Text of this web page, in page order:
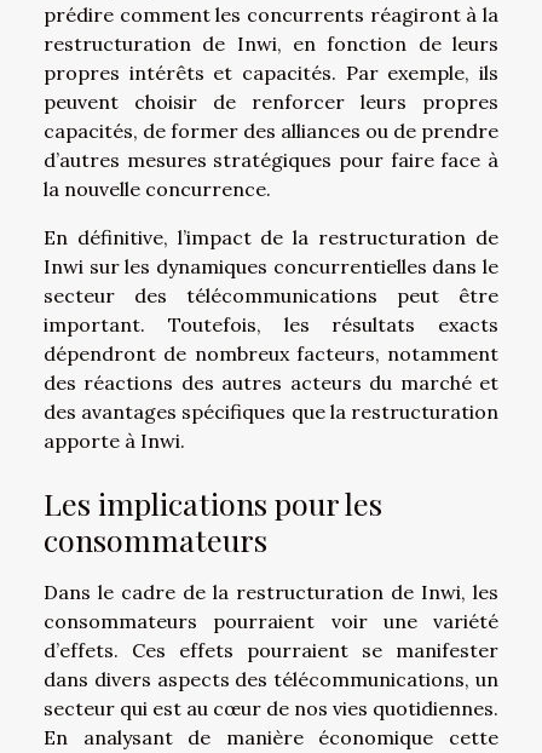
prédire comment les concurrents réagiront à la
restructuration de Inwi, en fonction de leurs
propres intérêts et capacités. Par exemple, ils
peuvent choisir de renforcer leurs propres
capacités, de former des alliances ou de prendre
d’autres mesures stratégiques pour faire face à
la nouvelle concurrence.
En définitive, l’impact de la restructuration de
Inwi sur les dynamiques concurrentielles dans le
secteur des télécommunications peut être
important. Toutefois, les résultats exacts
dépendront de nombreux facteurs, notamment
des réactions des autres acteurs du marché et
des avantages spécifiques que la restructuration
apporte à Inwi.
Les implications pour les
consommateurs
Dans le cadre de la restructuration de Inwi, les
consommateurs pourraient voir une variété
d’effets. Ces effets pourraient se manifester
dans divers aspects des télécommunications, un
secteur qui est au cœur de nos vies quotidiennes.
En analysant de manière économique cette